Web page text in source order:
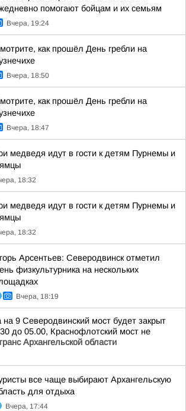
помогают бойцам и их семьям
Вчера, 19:24
как прошёл День гребли на
Вчера, 18:50
как прошёл День гребли на
Вчера, 18:47
медведя идут в гости к детям Пурнемы и
18:32
медведя идут в гости к детям Пурнемы и
18:32
Арсентьев: Северодвинск отметил
физкультурника на нескольких
Вчера, 18:19
на 9 Северодвинский мост будет закрыт
до 05.00, Краснофлотский мост не
Архангельской области
все чаще выбирают Архангельскую
для отдыха
Вчера, 17:44